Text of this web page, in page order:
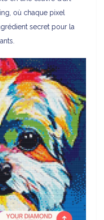
où chaque pixel
secret pour la